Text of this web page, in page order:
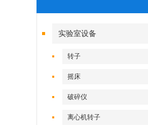
实验室设备
转子
摇床
破碎仪
离心机转子